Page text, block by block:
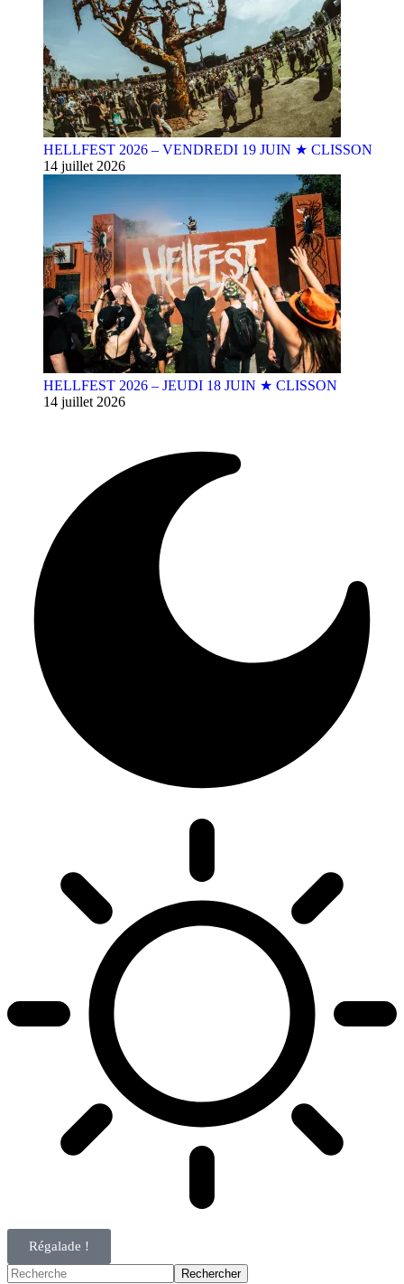
HELLFEST 2026 – VENDREDI 19 JUIN ★ CLISSON
14 juillet 2026
HELLFEST 2026 – JEUDI 18 JUIN ★ CLISSON
14 juillet 2026
Régalade !